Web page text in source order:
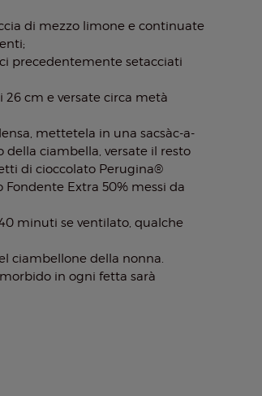
di mezzo limone e continuate
precedentemente setacciati
cm e versate circa metà
mettetela in una sacsàc-a-
ciambella, versate il resto
di cioccolato Perugina®
Extra 50% messi da
minuti se ventilato, qualche
ciambellone della nonna.
in ogni fetta sarà